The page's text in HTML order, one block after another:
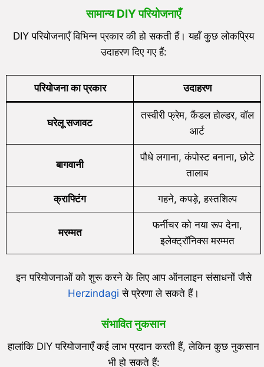
सामान्य DIY परियोजनाएँ
DIY परियोजनाएँ विभिन्न प्रकार की हो सकती हैं। यहाँ कुछ लोकप्रिय
उदाहरण दिए गए हैं:
परियोजना का प्रकार उदाहरण
घरेलू सजावट
तस्वीरी फ्रेम, कैंडल होल्डर, वॉल
आर्ट
बागवानी
पौधे लगाना, कंपोस्ट बनाना, छोटे
तालाब
क्राफ्टिंग गहने, कपड़े, हस्तशिल्प
मरम्मत
फर्नीचर को नया रूप देना,
इलेक्ट्रॉनिक्स मरम्मत
इन परियोजनाओं को शुरू करने के लिए आप ऑनलाइन संसाधनों जैसे
Herzindagi से प्रेरणा ले सकते हैं।
संभावित नुकसान
हालांकि DIY परियोजनाएँ कई लाभ प्रदान करती हैं, लेकिन कुछ नुकसान
भी हो सकते हैं: